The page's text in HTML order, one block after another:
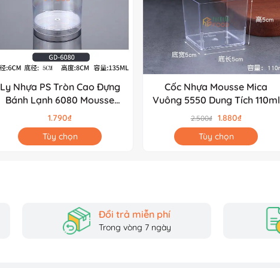
Ly Nhựa PS Tròn Cao Đựng
Bánh Lạnh 6080 Mousse
Panna Cotta
1.790₫
Tùy chọn
Cốc Nhựa Mousse Mica
Vuông 5550 Dung Tích 110ml
2.500₫
1.880₫
Tùy chọn
Đổi trả miễn phí
Trong vòng 7 ngày